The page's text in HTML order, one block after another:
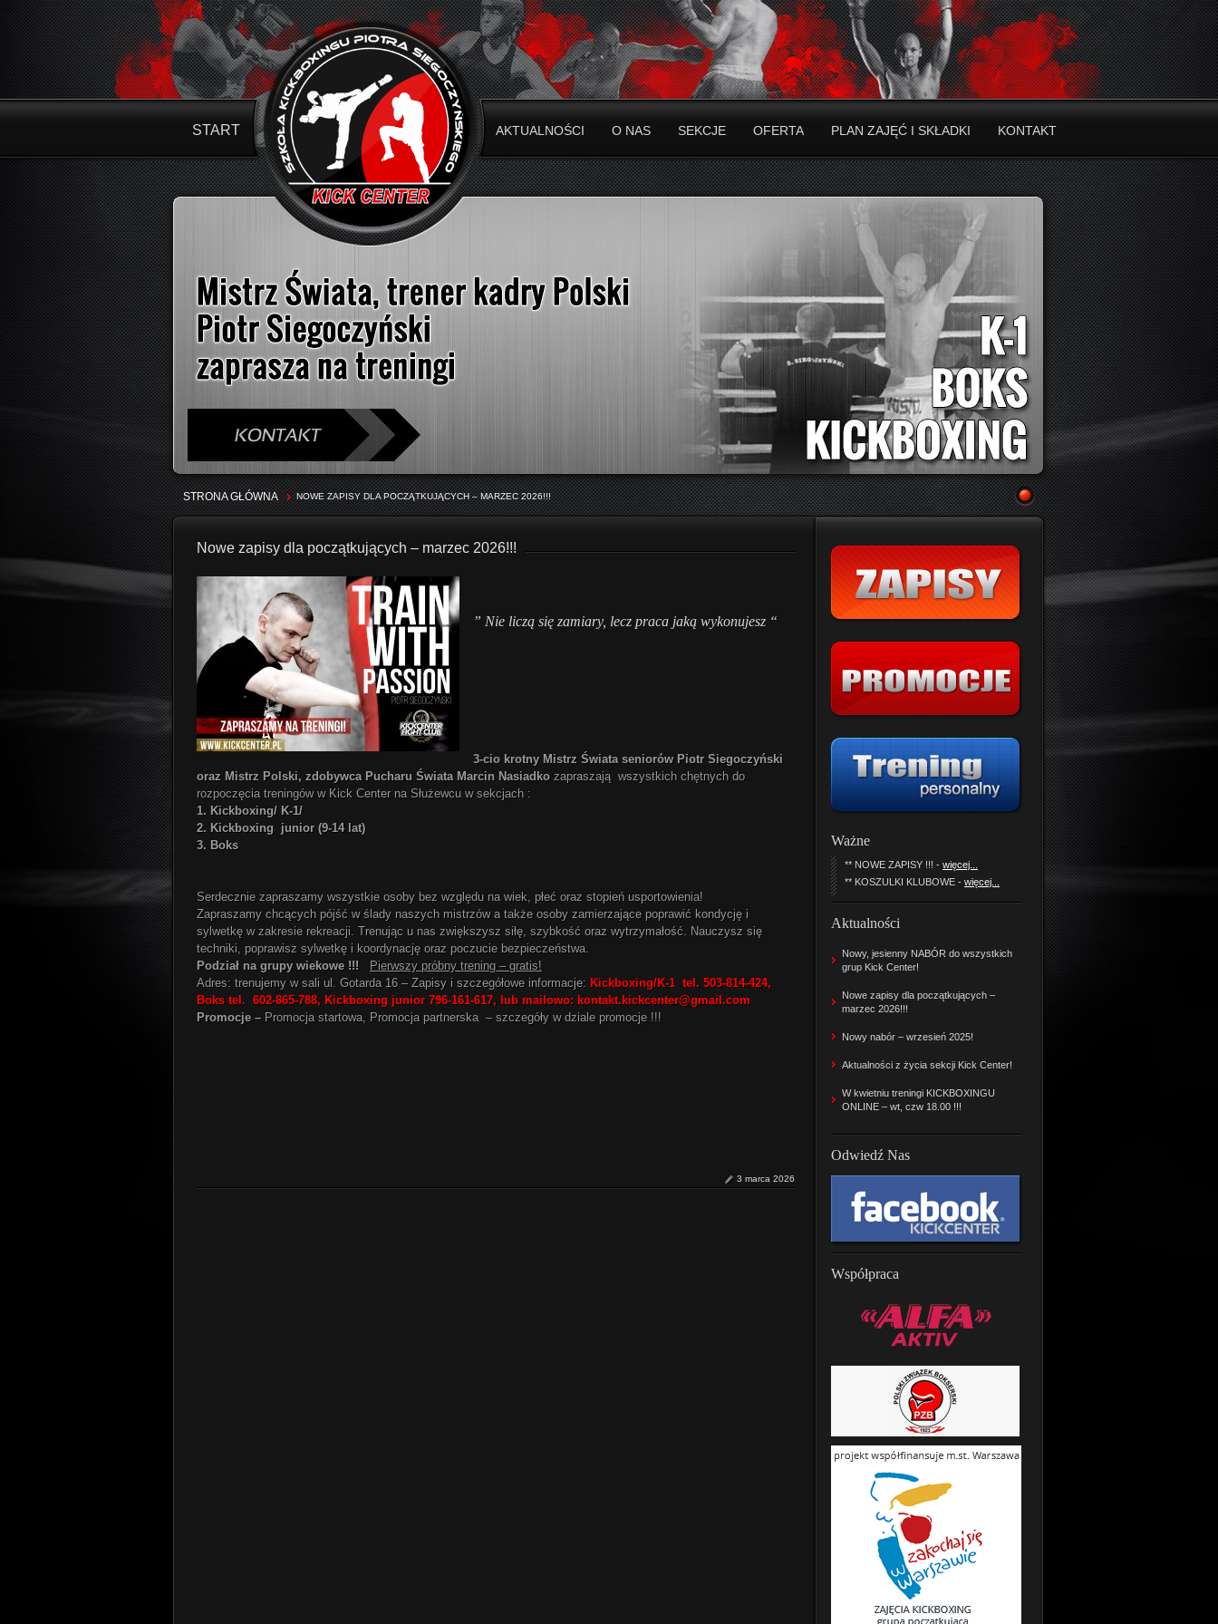
START AKTUALNOŚCI O NAS SEKCJE OFERTA PLAN ZAJĘĆ I SKŁADKI KONTAKT
STRONA GŁÓWNA NOWE ZAPISY DLA POCZĄTKUJĄCYCH – MARZEC 2026!!!
Nowe zapisy dla początkujących – marzec 2026!!!
” Nie liczą się zamiary, lecz praca jaką wykonujesz “
3-cio krotny Mistrz Świata seniorów Piotr Siegoczyński
oraz Mistrz Polski, zdobywca Pucharu Świata Marcin Nasiadko zapraszają wszystkich chętnych do
rozpoczęcia treningów w Kick Center na Służewcu w sekcjach :
1. Kickboxing/ K-1/
2. Kickboxing junior (9-14 lat)
3. Boks
Serdecznie zapraszamy wszystkie osoby bez względu na wiek, płeć oraz stopień usportowienia!
Zapraszamy chcących pójść w ślady naszych mistrzów a także osoby zamierzające poprawić kondycję i
sylwetkę w zakresie rekreacji. Trenując u nas zwiększysz siłę, szybkość oraz wytrzymałość. Nauczysz się
techniki, poprawisz sylwetkę i koordynację oraz poczucie bezpieczeństwa.
Podział na grupy wiekowe !!!
Pierwszy próbny trening – gratis!
Adres: trenujemy w sali ul. Gotarda 16 – Zapisy i szczegółowe informacje: Kickboxing/K-1 tel. 503-814-424,
Boks tel. 602-865-788, Kickboxing junior 796-161-617, lub mailowo: kontakt.kickcenter@gmail.com
Promocje – Promocja startowa, Promocja partnerska – szczegóły w dziale promocje !!!
3 marca 2026
Ważne
** NOWE ZAPISY !!! - więcej...
** KOSZULKI KLUBOWE - więcej...
Aktualności
Nowy, jesienny NABÓR do wszystkich
grup Kick Center!
Nowe zapisy dla początkujących –
marzec 2026!!!
Nowy nabór – wrzesień 2025!
Aktualności z życia sekcji Kick Center!
W kwietniu treningi KICKBOXINGU
ONLINE – wt, czw 18.00 !!!
Odwiedź Nas
Współpraca